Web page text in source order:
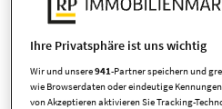
Ihre Privatsphäre ist uns wichtig
Wir und unsere941-Partner speichern und
wie Browserdaten oder eindeutige
von Akzeptieren aktivieren Sie Tracking-